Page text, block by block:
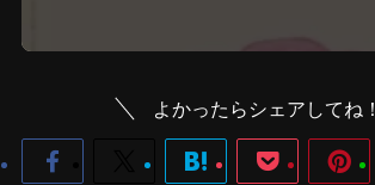
よかったらシェアしてね！